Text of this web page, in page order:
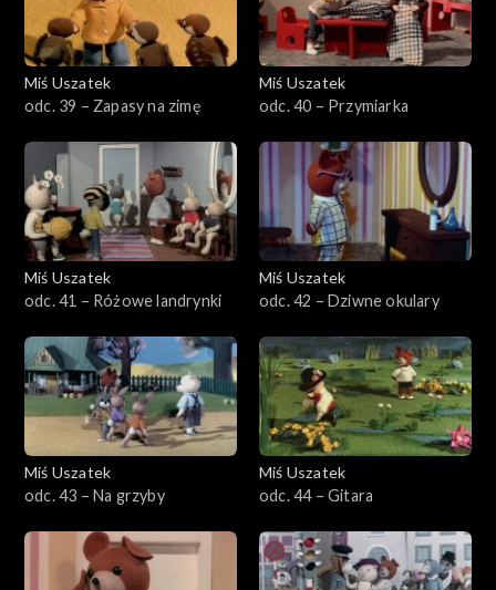
Miś Uszatek
odc. 39 – Zapasy na zimę
Miś Uszatek
odc. 40 – Przymiarka
Miś Uszatek
odc. 41 – Różowe landrynki
Miś Uszatek
odc. 42 – Dziwne okulary
Miś Uszatek
odc. 43 – Na grzyby
Miś Uszatek
odc. 44 – Gitara